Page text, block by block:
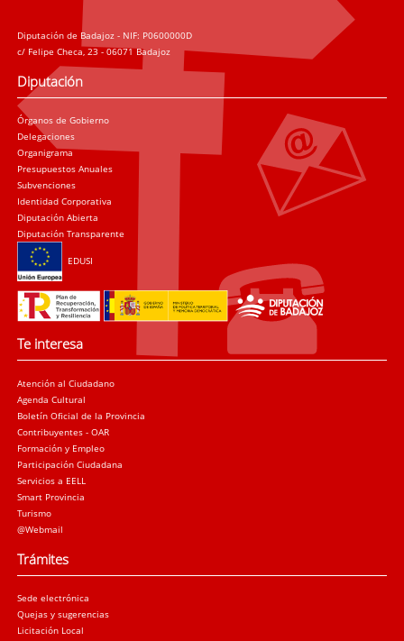
Diputación de Badajoz - NIF: P0600000D
c/ Felipe Checa, 23 - 06071 Badajoz
Diputación
Órganos de Gobierno
Delegaciones
Organigrama
Presupuestos Anuales
Subvenciones
Identidad Corporativa
Diputación Abierta
Diputación Transparente
EDUSI
Te interesa
Atención al Ciudadano
Agenda Cultural
Boletín Oficial de la Provincia
Contribuyentes - OAR
Formación y Empleo
Participación Ciudadana
Servicios a EELL
Smart Provincia
Turismo
@Webmail
Trámites
Sede electrónica
Quejas y sugerencias
Licitación Local